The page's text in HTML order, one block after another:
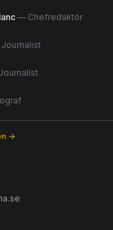
— Chefredaktör
→